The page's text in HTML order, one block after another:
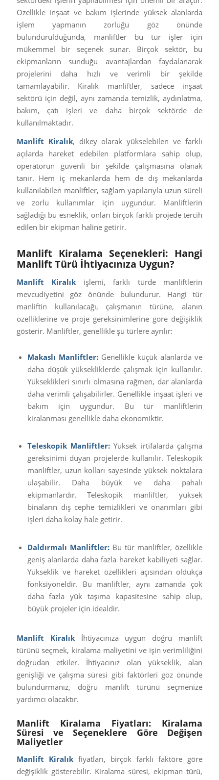
Özellikle inşaat ve bakım işlerinde yüksek alanlarda
işlem yapmanın zorluğu göz önünde
bulundurulduğunda, manliftler bu tür işler için
mükemmel bir seçenek sunar. Birçok sektör, bu
ekipmanların sunduğu avantajlardan faydalanarak
projelerini daha hızlı ve verimli bir şekilde
tamamlayabilir. Kiralık manliftler, sadece inşaat
sektörü için değil, aynı zamanda temizlik, aydınlatma,
bakım, çatı işleri ve daha birçok sektörde de
kullanılmaktadır.
Manlift Kiralık, dikey olarak yükselebilen ve farklı
açılarda hareket edebilen platformlara sahip olup,
operatörün güvenli bir şekilde çalışmasına olanak
tanır. Hem iç mekanlarda hem de dış mekanlarda
kullanılabilen manliftler, sağlam yapılarıyla uzun süreli
ve zorlu kullanımlar için uygundur. Manliftlerin
sağladığı bu esneklik, onları birçok farklı projede tercih
edilen bir ekipman haline getirir.
Manlift Kiralama Seçenekleri: Hangi
Manlift Türü İhtiyacınıza Uygun?
Manlift Kiralık işlemi, farklı türde manliftlerin
mevcudiyetini göz önünde bulundurur. Hangi tür
manliftin kullanılacağı, çalışmanın türüne, alanın
özelliklerine ve proje gereksinimlerine göre değişiklik
gösterir. Manliftler, genellikle şu türlere ayrılır:
Makaslı Manliftler:Genellikle küçük alanlarda ve
daha düşük yüksekliklerde çalışmak için kullanılır.
Yükseklikleri sınırlı olmasına rağmen, dar alanlarda
daha verimli çalışabilirler. Genellikle inşaat işleri ve
bakım için uygundur. Bu tür manliftlerin
kiralanması genellikle daha ekonomiktir.
Teleskopik Manliftler: Yüksek irtifalarda çalışma
gereksinimi duyan projelerde kullanılır. Teleskopik
manliftler, uzun kolları sayesinde yüksek noktalara
ulaşabilir. Daha büyük ve daha pahalı
ekipmanlardır. Teleskopik manliftler, yüksek
binaların dış cephe temizlikleri ve onarımları gibi
işleri daha kolay hale getirir.
Daldırmalı Manliftler:Bu tür manliftler, özellikle
geniş alanlarda daha fazla hareket kabiliyeti sağlar.
Yükseklik ve hareket özellikleri açısından oldukça
fonksiyoneldir. Bu manliftler, aynı zamanda çok
daha fazla yük taşıma kapasitesine sahip olup,
büyük projeler için idealdir.
Manlift Kiralık İhtiyacınıza uygun doğru manlift
türünü seçmek, kiralama maliyetini ve işin verimliliğini
doğrudan etkiler. İhtiyacınız olan yükseklik, alan
genişliği ve çalışma süresi gibi faktörleri göz önünde
bulundurmanız, doğru manlift türünü seçmenize
yardımcı olacaktır.
Manlift Kiralama Fiyatları: Kiralama
Süresi ve Seçeneklere Göre Değişen
Maliyetler
Manlift Kiralıkfiyatları, birçok farklı faktöre göre
değişiklik gösterebilir. Kiralama süresi, ekipman türü,